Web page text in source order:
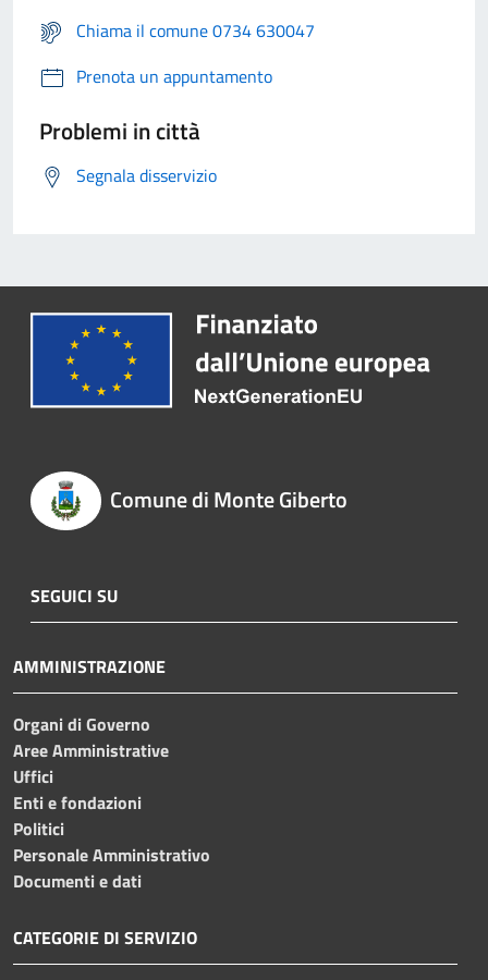
Chiama il comune 0734 630047
Prenota un appuntamento
Problemi in città
Segnala disservizio
Comune di Monte Giberto
SEGUICI SU
AMMINISTRAZIONE
Organi di Governo
Aree Amministrative
Uffici
Enti e fondazioni
Politici
Personale Amministrativo
Documenti e dati
CATEGORIE DI SERVIZIO